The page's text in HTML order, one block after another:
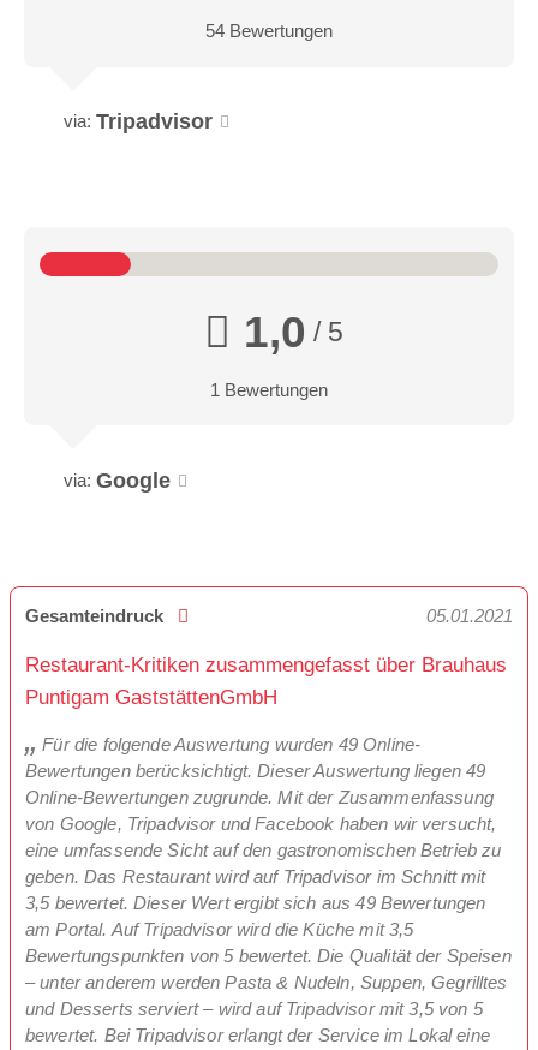
54 Bewertungen
via: Tripadvisor
1,0 / 5
1 Bewertungen
via: Google
Gesamteindruck 05.01.2021
Restaurant-Kritiken zusammengefasst über Brauhaus
Puntigam GaststättenGmbH
Für die folgende Auswertung wurden 49 Online-
Bewertungen berücksichtigt. Dieser Auswertung liegen 49
Online-Bewertungen zugrunde. Mit der Zusammenfassung
von Google, Tripadvisor und Facebook haben wir versucht,
eine umfassende Sicht auf den gastronomischen Betrieb zu
geben. Das Restaurant wird auf Tripadvisor im Schnitt mit
3,5 bewertet. Dieser Wert ergibt sich aus 49 Bewertungen
am Portal. Auf Tripadvisor wird die Küche mit 3,5
Bewertungspunkten von 5 bewertet. Die Qualität der Speisen
– unter anderem werden Pasta & Nudeln, Suppen, Gegrilltes
und Desserts serviert – wird auf Tripadvisor mit 3,5 von 5
bewertet. Bei Tripadvisor erlangt der Service im Lokal eine